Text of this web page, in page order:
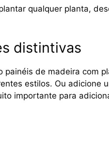
qualquer planta,
distintivas
painéis de madeira com
estilos. Ou adicione
importante para